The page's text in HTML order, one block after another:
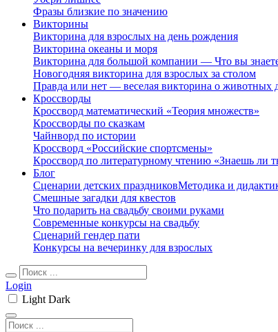
Фразы близкие по значению
Викторины
Викторина для взрослых на день рождения
Викторина океаны и моря
Викторина для большой компании — Что вы
Новогодняя викторина для взрослых за столом
Правда или нет — веселая викторина о животных
Кроссворды
Кроссворд математический «Теория множеств»
Кроссворды по сказкам
Чайнворд по истории
Кроссворд «Российские спортсмены»
Кроссворд по литературному чтению «Знаешь ли
Блог
Сценарии детских праздниковМетодика и
Смешные загадки для квестов
Что подарить на свадьбу своими руками
Современные конкурсы на свадьбу
Сценарий гендер пати
Конкурсы на вечеринку для взрослых
Login
Light Dark